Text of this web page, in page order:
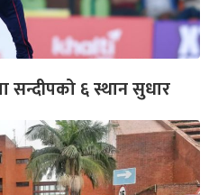
६ स्थान सुधार